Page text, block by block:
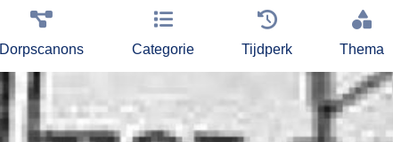
Dorpscanons Categorie Tijdperk Thema